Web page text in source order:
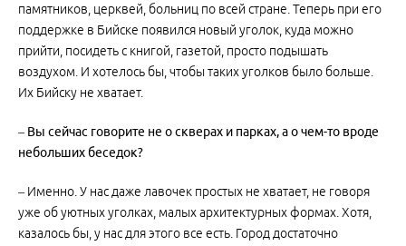
памятников, церквей, больниц по всей стране. Теперь при его
поддержке в Бийске появился новый уголок, куда можно
прийти, посидеть с книгой, газетой, просто подышать
воздухом. И хотелось бы, чтобы таких уголков было больше.
Их Бийску не хватает.
– Вы сейчас говорите не о скверах и парках, а о чем-то вроде
небольших беседок?
– Именно. У нас даже лавочек простых не хватает, не говоря
уже об уютных уголках, малых архитектурных формах. Хотя,
казалось бы, у нас для этого все есть. Город достаточно